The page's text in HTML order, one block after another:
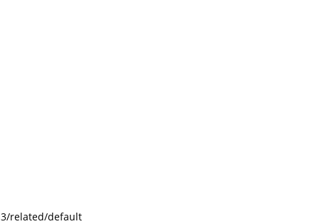
3/related/default